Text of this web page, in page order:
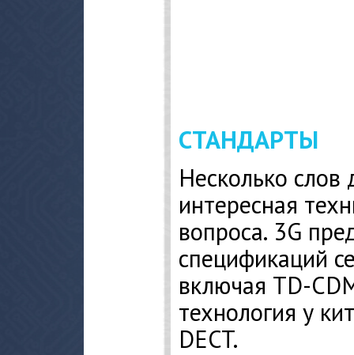
СТАНДАРТЫ
Несколько слов
интересная
вопроса. 3G
спецификаций
включая TD-
технология у
DECT.